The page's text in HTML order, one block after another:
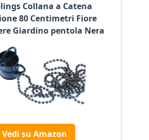
Collana a Catena
80 Centimetri Fiore
Giardino pentola Nera
Vedi su Amazon